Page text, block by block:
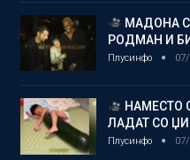
МАДОНА
РОДМАН И
Плусинфо
НАМЕСТО
ЛАДАТ СО
Плусинфо